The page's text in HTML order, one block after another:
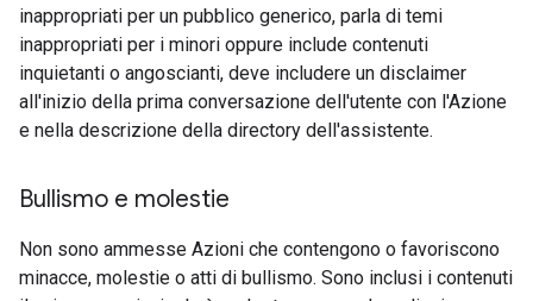
inappropriati per un pubblico generico, parla di temi
inappropriati per i minori oppure include contenuti
inquietanti o angoscianti, deve includere un disclaimer
all'inizio della prima conversazione dell'utente con l'Azione
e nella descrizione della directory dell'assistente.
Bullismo e molestie
Non sono ammesse Azioni che contengono o favoriscono
minacce, molestie o atti di bullismo. Sono inclusi i contenuti